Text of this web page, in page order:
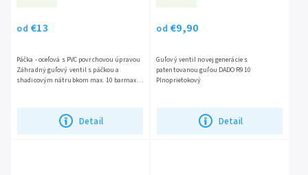
od €13
Detail
Páčka - oceľová s PVC povrchovou úpravou
Záhradný guľový ventil s páčkou a
shadicovým nátrubkom max. 10 barmax.
od €9,90
Detail
Guľový ventil novej generácie s
patentovanou guľou DADO R910
Plnoprietokový